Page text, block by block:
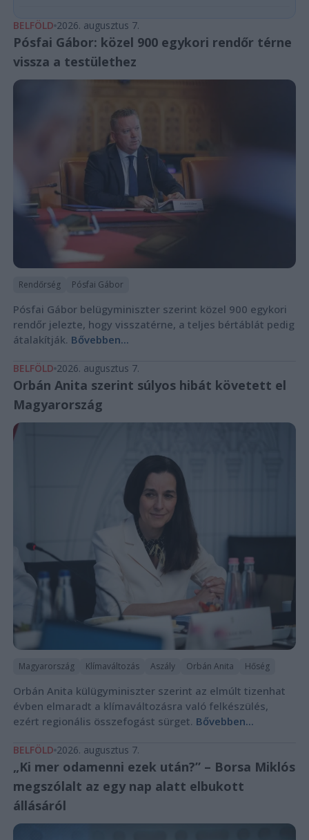
BELFÖLD 2026. augusztus 7.
Pósfai Gábor: közel 900 egykori rendőr térne
vissza a testülethez
Rendőrség Pósfai Gábor
Pósfai Gábor belügyminiszter szerint közel 900 egykori
rendőr jelezte, hogy visszatérne, a teljes bértáblát pedig
átalakítják. Bővebben...
BELFÖLD 2026. augusztus 7.
Orbán Anita szerint súlyos hibát követett el
Magyarország
Magyarország Klímaváltozás Aszály Orbán Anita Hőség
Orbán Anita külügyminiszter szerint az elmúlt tizenhat
évben elmaradt a klímaváltozásra való felkészülés,
ezért regionális összefogást sürget. Bővebben...
BELFÖLD 2026. augusztus 7.
„Ki mer odamenni ezek után?” – Borsa Miklós
megszólalt az egy nap alatt elbukott
állásáról